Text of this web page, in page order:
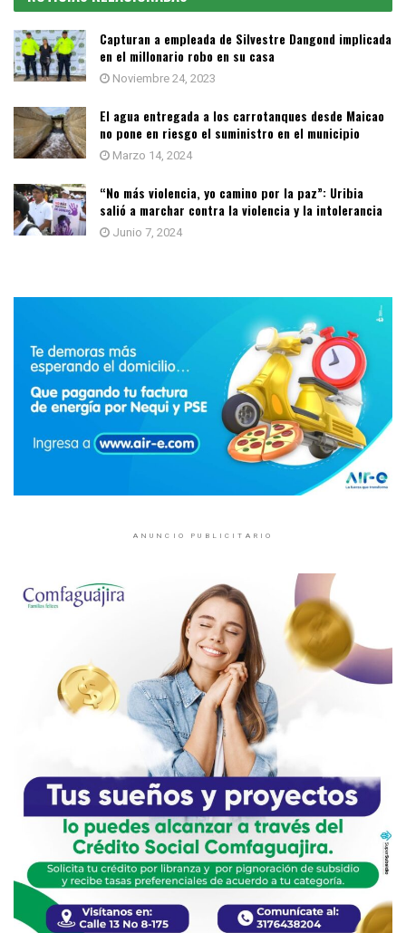
Capturan a empleada de Silvestre Dangond implicada
en el millonario robo en su casa
Noviembre 24, 2023
El agua entregada a los carrotanques desde Maicao
no pone en riesgo el suministro en el municipio
Marzo 14, 2024
“No más violencia, yo camino por la paz”: Uribia
salió a marchar contra la violencia y la intolerancia
Junio 7, 2024
ANUNCIO PUBLICITARIO